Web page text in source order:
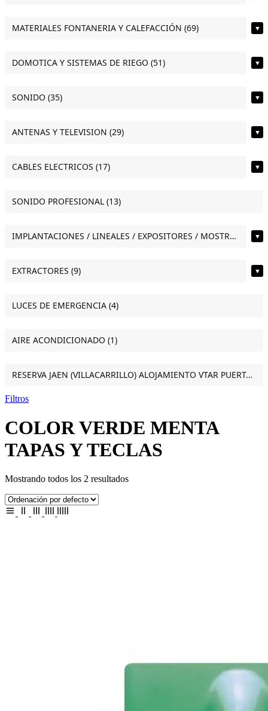
MATERIALES FONTANERIA Y CALEFACCIÓN (69) ▼
DOMOTICA Y SISTEMAS DE RIEGO (51) ▼
SONIDO (35) ▼
ANTENAS Y TELEVISION (29) ▼
CABLES ELECTRICOS (17) ▼
SONIDO PROFESIONAL (13)
IMPLANTACIONES / LINEALES / EXPOSITORES / MOSTRADORES (12) ▼
EXTRACTORES (9) ▼
LUCES DE EMERGENCIA (4)
AIRE ACONDICIONADO (1)
RESERVA JAEN (VILLACARRILLO) ALOJAMIENTO VTAR PUERTA DEL SOL ESTUDIO VILLACARRILLO (JAEN) (1)
Filtros
COLOR VERDE MENTA
TAPAS Y TECLAS
Mostrando todos los 2 resultados